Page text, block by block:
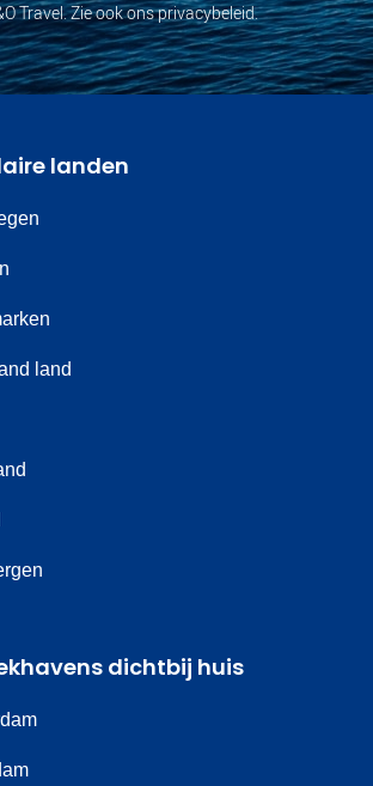
Travel. Zie ook ons privacybeleid.
landen
land
dichtbij huis